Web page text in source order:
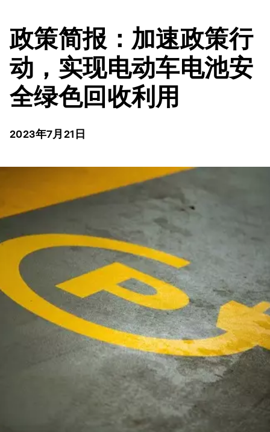
政策简报：加速政策行
动，实现电动车电池安
全绿色回收利用
2023年7月21日